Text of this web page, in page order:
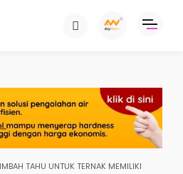
TAHU UNTUK TERNAK MEMILIKI